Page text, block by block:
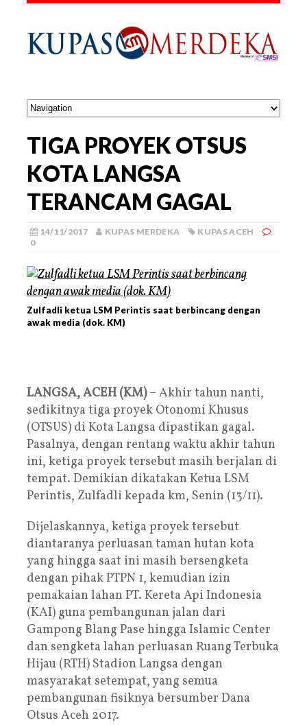
TIGA PROYEK OTSUS
KOTA LANGSA
TERANCAM GAGAL
14/11/2017 KUPAS MERDEKA
KUPAS ACEH
0
Zulfadli ketua LSM Perintis saat berbincang dengan
awak media (dok. KM)
LANGSA, ACEH (KM)– Akhir tahun nanti,
sedikitnya tiga proyek Otonomi Khusus
(OTSUS) di Kota Langsa dipastikan gagal.
Pasalnya, dengan rentang waktu akhir tahun
ini, ketiga proyek tersebut masih berjalan di
tempat. Demikian dikatakan Ketua LSM
Perintis, Zulfadli kepada km, Senin (13/11).
Dijelaskannya, ketiga proyek tersebut
diantaranya perluasan taman hutan kota
yang hingga saat ini masih bersengketa
dengan pihak PTPN 1, kemudian izin
pemakaian lahan PT. Kereta Api Indonesia
(KAI) guna pembangunan jalan dari
Gampong Blang Pase hingga Islamic Center
dan sengketa lahan perluasan Ruang Terbuka
Hijau (RTH) Stadion Langsa dengan
masyarakat setempat, yang semua
pembangunan fisiknya bersumber Dana
Otsus Aceh 2017.